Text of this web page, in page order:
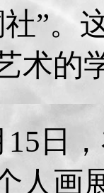
”。
术的
15日
人画